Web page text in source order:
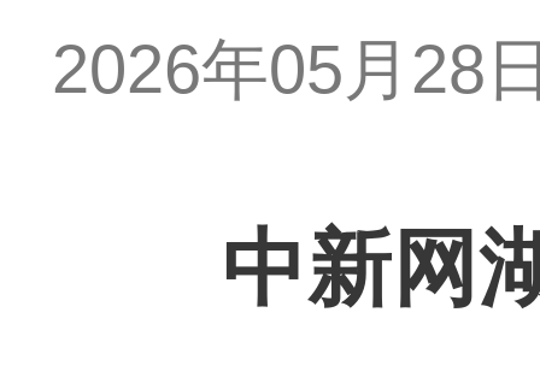
2026年05月28
中新网